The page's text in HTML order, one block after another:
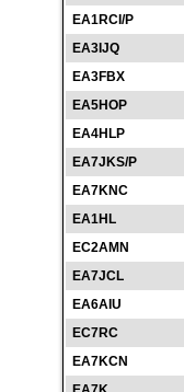
EA1RCI/P
EA3IJQ
EA3FBX
EA5HOP
EA4HLP
EA7JKS/P
EA7KNC
EA1HL
EC2AMN
EA7JCL
EA6AIU
EC7RC
EA7KCN